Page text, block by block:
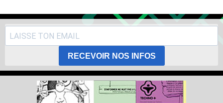
RECEVOIR NOS INFOS